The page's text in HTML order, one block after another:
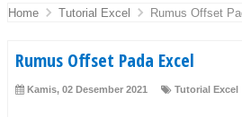
Home Tutorial Excel Rumus Offset
Rumus Offset Pada Excel
Kamis, 02 Desember 2021 Tutorial Excel